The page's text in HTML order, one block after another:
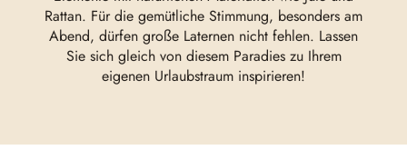
Rattan. Für die gemütliche Stimmung, besonders am
Abend, dürfen große Laternen nicht fehlen. Lassen
Sie sich gleich von diesem Paradies zu Ihrem
eigenen Urlaubstraum inspirieren!